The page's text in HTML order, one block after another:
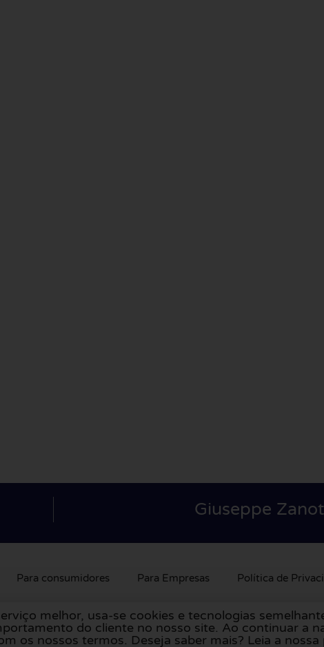
Giuseppe
Para consumidores Para Empresas Política de
naHolanda, Reino Unido ,França,Alemanha,Bélgica ,
melhor, usa-se cookies e tecnologias
do cliente no nosso site. Ao continuar a
os nossos termos. Deseja saber mais? Leia a